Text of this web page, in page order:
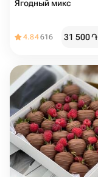
Ягодный микс
4.84616 31 500֏